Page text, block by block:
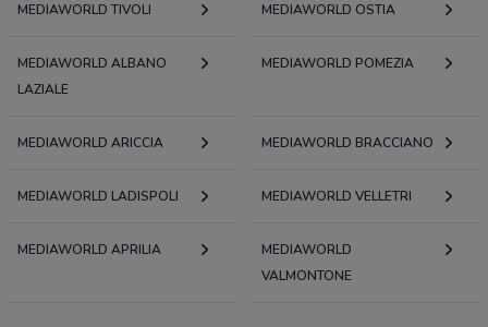
MEDIAWORLD TIVOLI MEDIAWORLD OSTIA
MEDIAWORLD ALBANO
LAZIALE
MEDIAWORLD POMEZIA
MEDIAWORLD ARICCIA MEDIAWORLD BRACCIANO
MEDIAWORLD LADISPOLI MEDIAWORLD VELLETRI
MEDIAWORLD APRILIA
MEDIAWORLD
VALMONTONE